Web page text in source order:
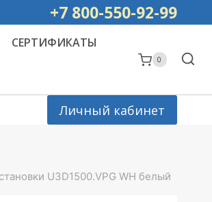
+7 800-550-92-99
СЕРТИФИКАТЫ
0
Личный кабинет
U3D1500.VPG WH белый